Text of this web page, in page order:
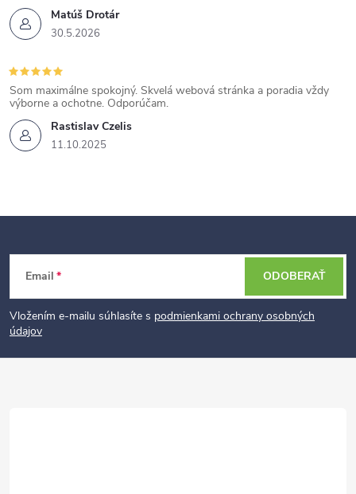
Matúš Drotár
30.5.2026
Rastislav Czelis
11.10.2025
Som maximálne spokojný. Skvelá webová stránka a poradia vždy
výborne a ochotne. Odporúčam.
t
Email
Vložením e-mailu súhlasíte s podmienkami ochrany osobných
údajov
ODOBERAŤ